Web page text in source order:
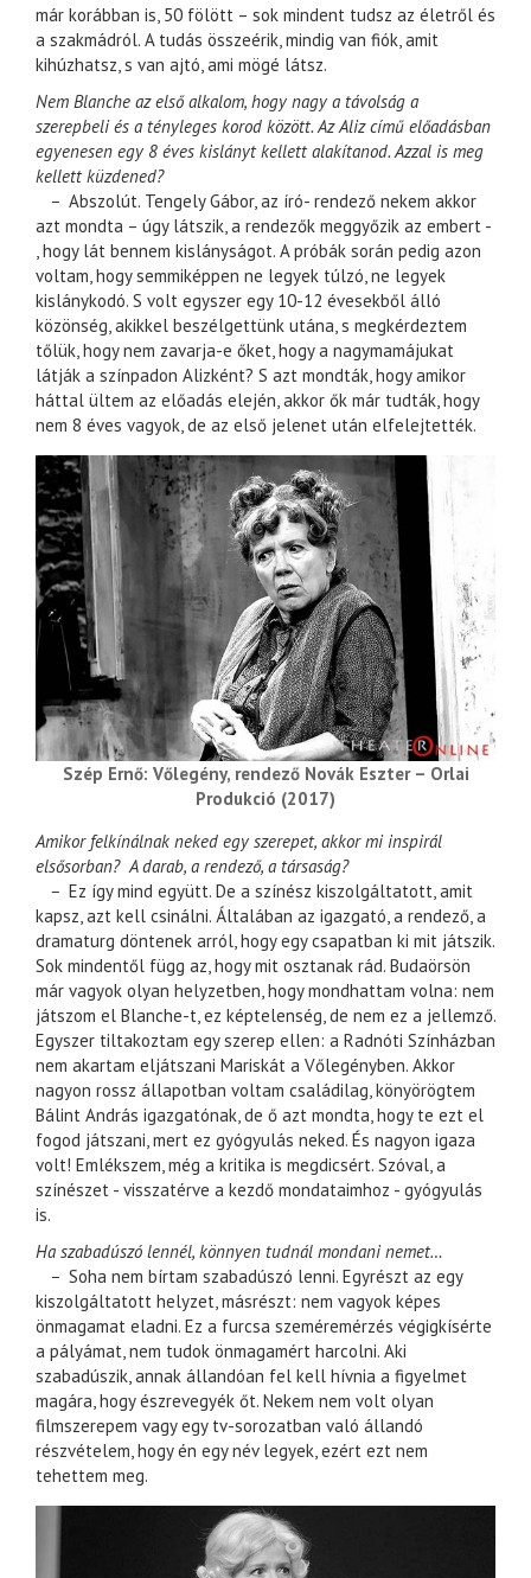
már korábban is, 50 fölött – sok mindent tudsz az életről és
a szakmádról. A tudás összeérik, mindig van fiók, amit
kihúzhatsz, s van ajtó, ami mögé látsz.
Nem Blanche az első alkalom, hogy nagy a távolság a
szerepbeli és a tényleges korod között. Az Aliz című előadásban
egyenesen egy 8 éves kislányt kellett alakítanod. Azzal is meg
kellett küzdened?
– Abszolút. Tengely Gábor, az író- rendező nekem akkor
azt mondta – úgy látszik, a rendezők meggyőzik az embert -
, hogy lát bennem kislányságot. A próbák során pedig azon
voltam, hogy semmiképpen ne legyek túlzó, ne legyek
kislánykodó. S volt egyszer egy 10-12 évesekből álló
közönség, akikkel beszélgettünk utána, s megkérdeztem
tőlük, hogy nem zavarja-e őket, hogy a nagymamájukat
látják a színpadon Alizként? S azt mondták, hogy amikor
háttal ültem az előadás elején, akkor ők már tudták, hogy
nem 8 éves vagyok, de az első jelenet után elfelejtették.
Szép Ernő: Vőlegény, rendező Novák Eszter – Orlai
Produkció (2017)
Amikor felkínálnak neked egy szerepet, akkor mi inspirál
elsősorban? A darab, a rendező, a társaság?
– Ez így mind együtt. De a színész kiszolgáltatott, amit
kapsz, azt kell csinálni. Általában az igazgató, a rendező, a
dramaturg döntenek arról, hogy egy csapatban ki mit játszik.
Sok mindentől függ az, hogy mit osztanak rád. Budaörsön
már vagyok olyan helyzetben, hogy mondhattam volna: nem
játszom el Blanche-t, ez képtelenség, de nem ez a jellemző.
Egyszer tiltakoztam egy szerep ellen: a Radnóti Színházban
nem akartam eljátszani Mariskát a Vőlegényben. Akkor
nagyon rossz állapotban voltam családilag, könyörögtem
Bálint András igazgatónak, de ő azt mondta, hogy te ezt el
fogod játszani, mert ez gyógyulás neked. És nagyon igaza
volt! Emlékszem, még a kritika is megdicsért. Szóval, a
színészet - visszatérve a kezdő mondataimhoz - gyógyulás
is.
Ha szabadúszó lennél, könnyen tudnál mondani nemet…
– Soha nem bírtam szabadúszó lenni. Egyrészt az egy
kiszolgáltatott helyzet, másrészt: nem vagyok képes
önmagamat eladni. Ez a furcsa szeméremérzés végigkísérte
a pályámat, nem tudok önmagamért harcolni. Aki
szabadúszik, annak állandóan fel kell hívnia a figyelmet
magára, hogy észrevegyék őt. Nekem nem volt olyan
filmszerepem vagy egy tv-sorozatban való állandó
részvételem, hogy én egy név legyek, ezért ezt nem
tehettem meg.